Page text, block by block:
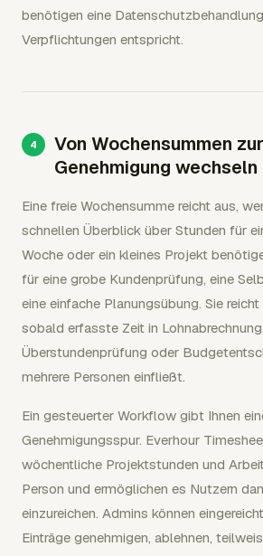
benötigen eine
Verpflichtungen entspricht.
Von Wochensummen zur
Genehmigung wechseln
Eine freie Wochensumme reicht aus,
schnellen Überblick über Stunden für
Woche oder ein kleines Projekt
für eine grobe Kundenprüfung, eine
eine einfache Planungsübung. Sie
sobald erfasste Zeit in
Überstundenprüfung oder
mehrere Personen einfließt.
Ein gesteuerter Workflow gibt Ihnen
Genehmigungsspur. Everhour
wöchentliche Projektstunden und
Person und ermöglichen es Nutzern
einzureichen. Admins können
Einträge genehmigen, ablehnen,